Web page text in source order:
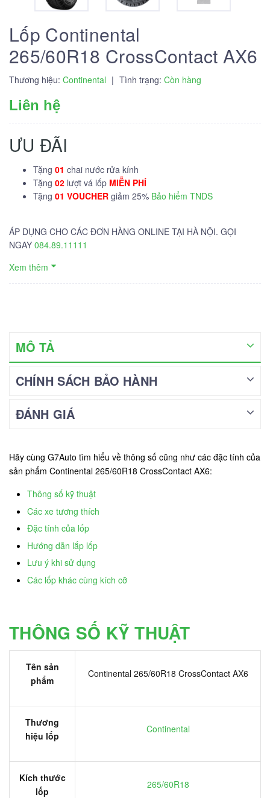
Lốp Continental
265/60R18 CrossContact AX6
Thương hiệu: Continental | Tình trạng: Còn hàng
Liên hệ
ƯU ĐÃI
Tặng 01 chai nước rửa kính
Tặng 02 lượt vá lốp MIỄN PHÍ
Tặng 01 VOUCHER giảm 25% Bảo hiểm TNDS
ÁP DỤNG CHO CÁC ĐƠN HÀNG ONLINE TẠI HÀ NỘI. GỌI
NGAY 084.89.11111
Xem thêm
MÔ TẢ
CHÍNH SÁCH BẢO HÀNH
ĐÁNH GIÁ
Hãy cùng G7Auto tìm hiểu về thông số cũng như các đặc tính của
sản phẩm Continental 265/60R18 CrossContact AX6:
Thông số kỹ thuật
Các xe tương thích
Đặc tính của lốp
Hướng dẫn lắp lốp
Lưu ý khi sử dụng
Các lốp khác cùng kích cỡ
THÔNG SỐ KỸ THUẬT
Tên sản
phẩm
Continental 265/60R18 CrossContact AX6
Thương
hiệu lốp
Continental
Kích thước
lốp
265/60R18